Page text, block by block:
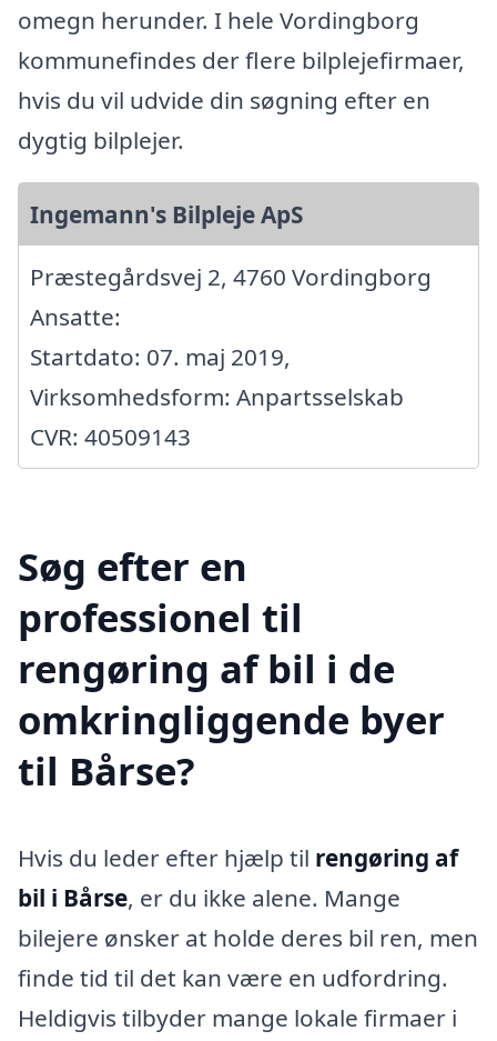
omegn herunder. I hele Vordingborg
kommunefindes der flere bilplejefirmaer,
hvis du vil udvide din søgning efter en
dygtig bilplejer.
Ingemann's Bilpleje ApS
Præstegårdsvej 2, 4760 Vordingborg
Ansatte:
Startdato: 07. maj 2019,
Virksomhedsform: Anpartsselskab
CVR: 40509143
Søg efter en
professionel til
rengøring af bil i de
omkringliggende byer
til Bårse?
Hvis du leder efter hjælp til rengøring af
bil i Bårse, er du ikke alene. Mange
bilejere ønsker at holde deres bil ren, men
finde tid til det kan være en udfordring.
Heldigvis tilbyder mange lokale firmaer i